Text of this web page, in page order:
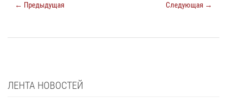
← Предыдущая Следующая →
ЛЕНТА НОВОСТЕЙ